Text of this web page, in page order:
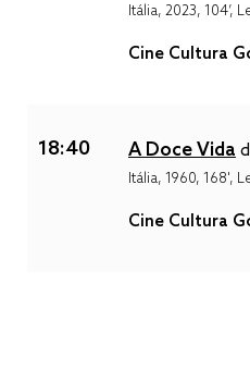
Itália, 2023, 104’,
Cine Cultura
18:40 A Doce Vida
Itália, 1960, 168',
Cine Cultura